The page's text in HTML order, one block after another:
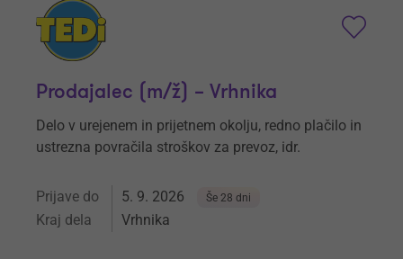
Prodajalec (m/ž) – Vrhnika
Delo v urejenem in prijetnem okolju, redno plačilo in
ustrezna povračila stroškov za prevoz, idr.
Prijave do 5. 9. 2026 Še 28 dni
Kraj dela Vrhnika